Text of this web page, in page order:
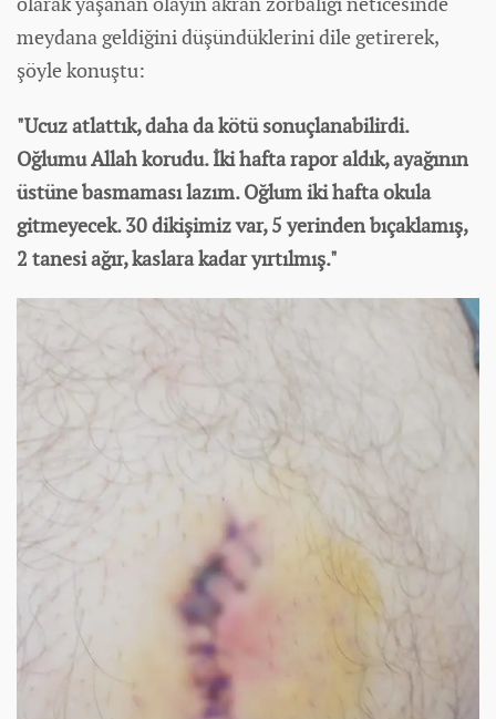
meydana geldiğini düşündüklerini dile getirerek,
şöyle konuştu:
"Ucuz atlattık, daha da kötü sonuçlanabilirdi.
Oğlumu Allah korudu. İki hafta rapor aldık, ayağının
üstüne basmaması lazım. Oğlum iki hafta okula
gitmeyecek. 30 dikişimiz var, 5 yerinden bıçaklamış,
2 tanesi ağır, kaslara kadar yırtılmış."